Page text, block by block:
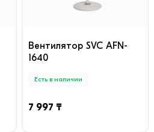
Вентилятор SVC AFN-
1640
Есть в наличии
7 997 ₸